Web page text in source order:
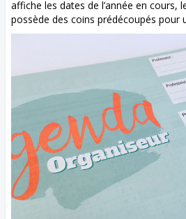
affiche les dates de l’année en cours,
possède des coins prédécoupés pour